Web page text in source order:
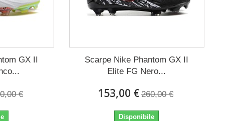
GX II
€
Scarpe Nike Phantom GX II
Elite FG Nero...
153,00 € 260,00 €
Disponibile